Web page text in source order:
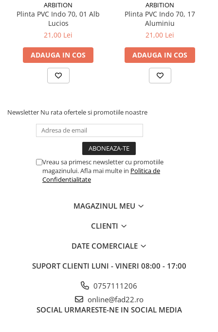
ARBITION
Plinta PVC Indo 70, 01 Alb
Lucios
21,00 Lei
ADAUGA IN COS
ARBITION
Plinta PVC Indo 70, 17
Aluminiu
21,00 Lei
ADAUGA IN COS
Newsletter Nu rata ofertele si promotiile noastre
Vreau sa primesc newsletter cu promotiile
magazinului. Afla mai multe in Politica de
Confidentialitate
MAGAZINUL MEU
CLIENTI
DATE COMERCIALE
SUPORT CLIENTI LUNI - VINERI 08:00 - 17:00
0757111206
online@fad22.ro
SOCIAL URMARESTE-NE IN SOCIAL MEDIA